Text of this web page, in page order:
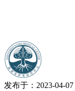
发布于：2023-04-07